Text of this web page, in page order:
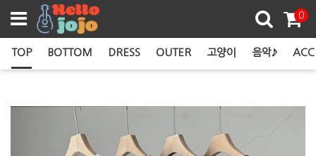
0
TOP BOTTOM DRESS OUTER 고양이 음악♪ ACC